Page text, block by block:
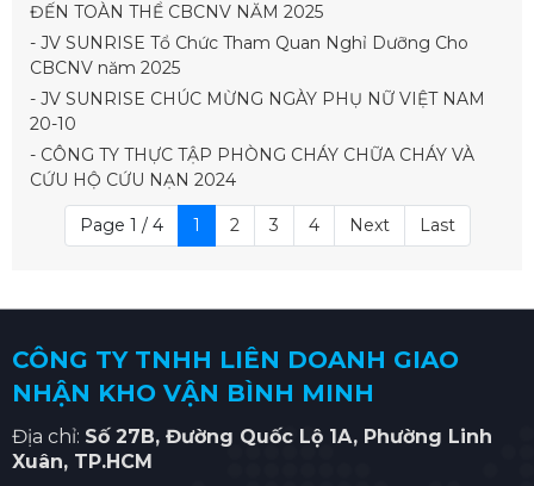
ĐẾN TOÀN THỂ CBCNV NĂM 2025
- JV SUNRISE Tổ Chức Tham Quan Nghỉ Dưỡng Cho
CBCNV năm 2025
- JV SUNRISE CHÚC MỪNG NGÀY PHỤ NỮ VIỆT NAM
20-10
- CÔNG TY THỰC TẬP PHÒNG CHÁY CHỮA CHÁY VÀ
CỨU HỘ CỨU NẠN 2024
Page 1 / 4 1 2 3 4 Next Last
CÔNG TY TNHH LIÊN DOANH GIAO
NHẬN KHO VẬN BÌNH MINH
Địa chỉ: Số 27B, Đường Quốc Lộ 1A, Phường Linh
Xuân, TP.HCM